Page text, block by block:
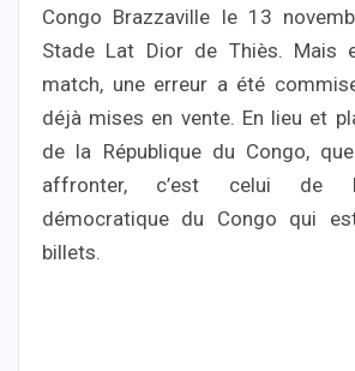
Congo Brazzaville le 13
Stade Lat Dior de Thiès. Mais
match, une erreur a été
déjà mises en vente. En lieu et
de la République du Congo,
affronter, c’est celui de
démocratique du Congo qui
billets.